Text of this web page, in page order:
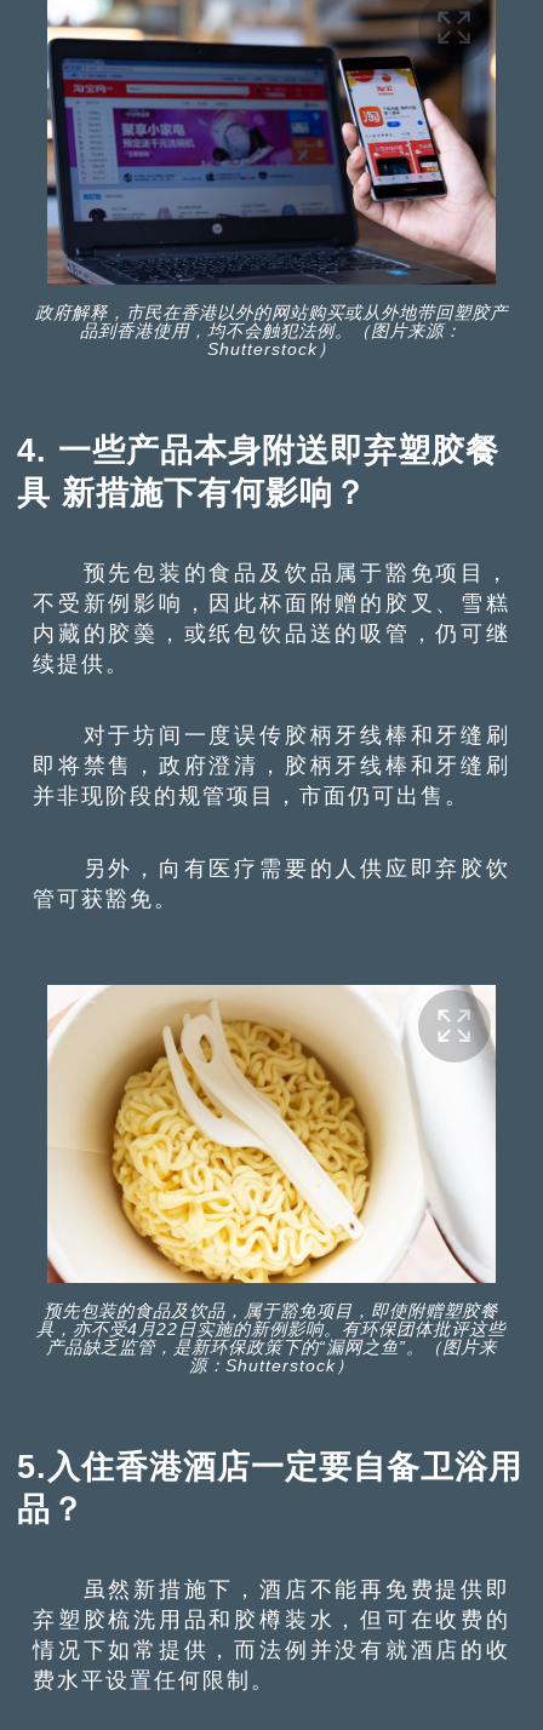
政府解释，市民在香港以外的网站购买或从外地带回塑胶产
品到香港使用，均不会触犯法例。（图片来源：
Shutterstock）
4. 一些产品本身附送即弃塑胶餐
具 新措施下有何影响？
预先包装的食品及饮品属于豁免项目，
不受新例影响，因此杯面附赠的胶叉、雪糕
内藏的胶羮，或纸包饮品送的吸管，仍可继
续提供。
对于坊间一度误传胶柄牙线棒和牙缝刷
即将禁售，政府澄清，胶柄牙线棒和牙缝刷
并非现阶段的规管项目，市面仍可出售。
另外，向有医疗需要的人供应即弃胶饮
管可获豁免。
预先包装的食品及饮品，属于豁免项目，即使附赠塑胶餐
具，亦不受4月22日实施的新例影响。有环保团体批评这些
产品缺乏监管，是新环保政策下的“漏网之鱼”。（图片来
源：Shutterstock）
5.入住香港酒店一定要自备卫浴用
品？
虽然新措施下，酒店不能再免费提供即
弃塑胶梳洗用品和胶樽装水，但可在收费的
情况下如常提供，而法例并没有就酒店的收
费水平设置任何限制。